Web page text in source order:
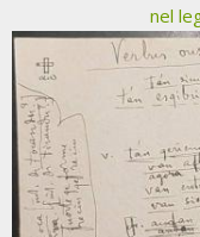
nel